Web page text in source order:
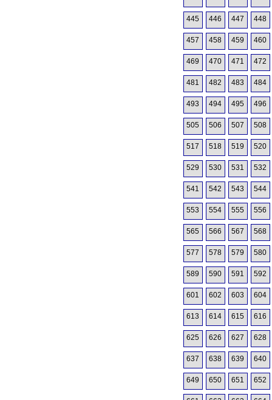
445 446 447 448
457 458 459 460
469 470 471 472
481 482 483 484
493 494 495 496
505 506 507 508
517 518 519 520
529 530 531 532
541 542 543 544
553 554 555 556
565 566 567 568
577 578 579 580
589 590 591 592
601 602 603 604
613 614 615 616
625 626 627 628
637 638 639 640
649 650 651 652